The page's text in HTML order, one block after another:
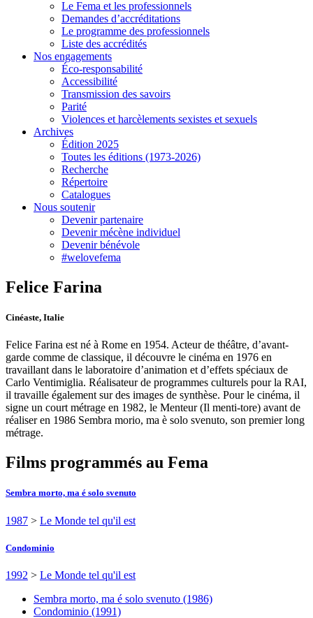
Le Fema et les professionnels
Demandes d’accréditations
Le programme des professionnels
Liste des accrédités
Nos engagements
Éco-responsabilité
Accessibilité
Transmission des savoirs
Parité
Violences et harcèlements sexistes et sexuels
Archives
Édition 2025
Toutes les éditions (1973-2026)
Recherche
Répertoire
Catalogues
Nous soutenir
Devenir partenaire
Devenir mécène individuel
Devenir bénévole
#welovefema
Felice Farina
Cinéaste, Italie
Felice Farina est né à Rome en 1954. Acteur de théâtre, d’avant-
garde comme de classique, il découvre le cinéma en 1976 en
travaillant dans le laboratoire d’animation et d’effets spéciaux de
Carlo Ventimiglia. Réalisateur de programmes culturels pour la RAI,
il travaille également sur des images de synthèse. Pour le cinéma, il
signe un court métrage en 1982, le Menteur (Il menti-tore) avant de
réaliser en 1986 Sembra morio, ma è solo svenuto, son premier long
métrage.
Films programmés au Fema
Sembra morto, ma é solo svenuto
1987 > Le Monde tel qu'il est
Condominio
1992 > Le Monde tel qu'il est
Sembra morto, ma é solo svenuto (1986)
Condominio (1991)